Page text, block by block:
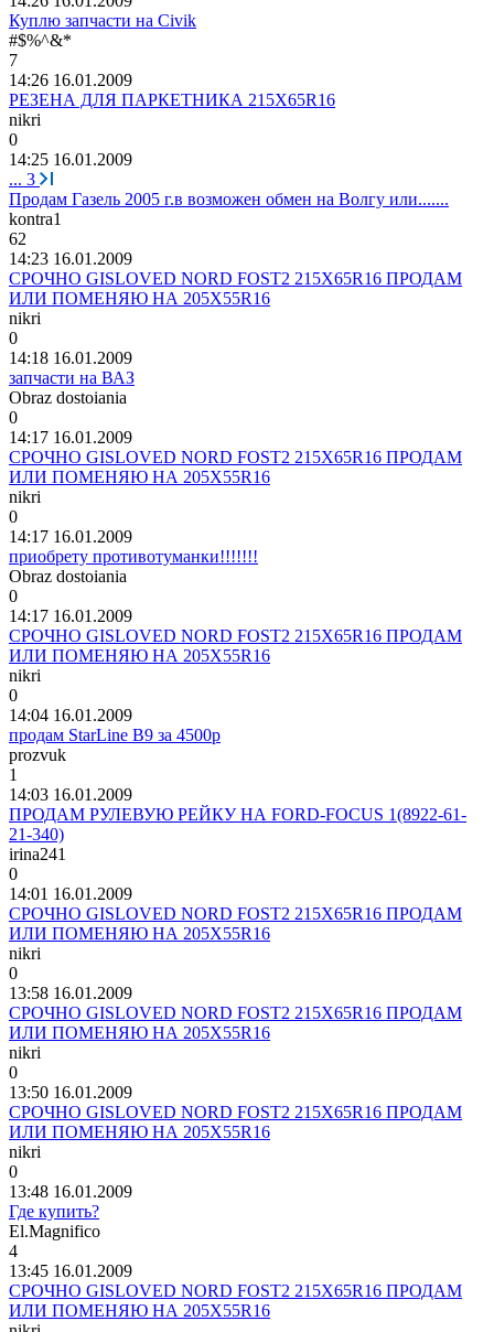
Куплю запчасти на Civik
#$%^&*
7
14:26 16.01.2009
РЕЗЕНА ДЛЯ ПАРКЕТНИКА 215Х65R16
nikri
0
14:25 16.01.2009
... 3
Продам Газель 2005 г.в возможен обмен на Волгу или.......
kontra1
62
14:23 16.01.2009
СРОЧНО GISLOVED NORD FOST2 215Х65R16 ПРОДАМ
ИЛИ ПОМЕНЯЮ НА 205Х55R16
nikri
0
14:18 16.01.2009
запчасти на ВАЗ
Obraz dostoiania
0
14:17 16.01.2009
СРОЧНО GISLOVED NORD FOST2 215Х65R16 ПРОДАМ
ИЛИ ПОМЕНЯЮ НА 205Х55R16
nikri
0
14:17 16.01.2009
приобрету противотуманки!!!!!!!
Obraz dostoiania
0
14:17 16.01.2009
СРОЧНО GISLOVED NORD FOST2 215Х65R16 ПРОДАМ
ИЛИ ПОМЕНЯЮ НА 205Х55R16
nikri
0
14:04 16.01.2009
продам StarLine В9 за 4500р
prozvuk
1
14:03 16.01.2009
ПРОДАМ РУЛЕВУЮ РЕЙКУ НА FORD-FOCUS 1(8922-61-
21-340)
irina241
0
14:01 16.01.2009
СРОЧНО GISLOVED NORD FOST2 215Х65R16 ПРОДАМ
ИЛИ ПОМЕНЯЮ НА 205Х55R16
nikri
0
13:58 16.01.2009
СРОЧНО GISLOVED NORD FOST2 215Х65R16 ПРОДАМ
ИЛИ ПОМЕНЯЮ НА 205Х55R16
nikri
0
13:50 16.01.2009
СРОЧНО GISLOVED NORD FOST2 215Х65R16 ПРОДАМ
ИЛИ ПОМЕНЯЮ НА 205Х55R16
nikri
0
13:48 16.01.2009
Где купить?
El.Magnifico
4
13:45 16.01.2009
СРОЧНО GISLOVED NORD FOST2 215Х65R16 ПРОДАМ
ИЛИ ПОМЕНЯЮ НА 205Х55R16